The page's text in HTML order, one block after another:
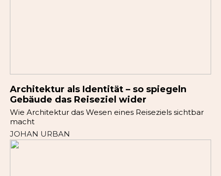
Architektur als Identität – so spiegeln
Gebäude das Reiseziel wider
Wie Architektur das Wesen eines Reiseziels sichtbar
macht
JOHAN URBAN